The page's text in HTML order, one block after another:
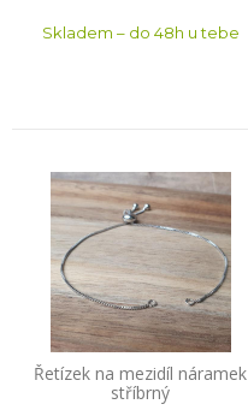
Skladem – do 48h u tebe
Řetízek na mezidíl náramek
stříbrný